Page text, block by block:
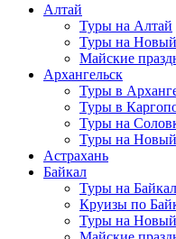
Алтай
Туры на Алтай
Туры на
Майские
Архангельск
Туры в
Туры в
Туры на
Туры на
Астрахань
Байкал
Туры на Байкал
Круизы по
Туры на